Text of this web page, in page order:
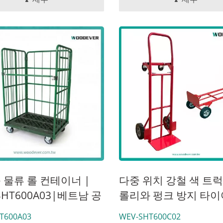
물류 롤 컨테이너 |
베트남 공
업체
다중 위치 강철 색 트
롤리와 펑크 방지 타
WEV-SHT600C02